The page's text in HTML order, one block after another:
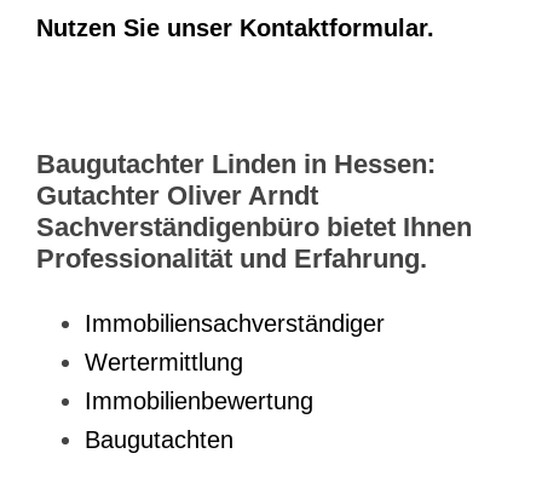
Nutzen Sie unser Kontaktformular.
Baugutachter Linden in Hessen:
Gutachter Oliver Arndt
Sachverständigenbüro bietet Ihnen
Professionalität und Erfahrung.
Immobiliensachverständiger
Wertermittlung
Immobilienbewertung
Baugutachten